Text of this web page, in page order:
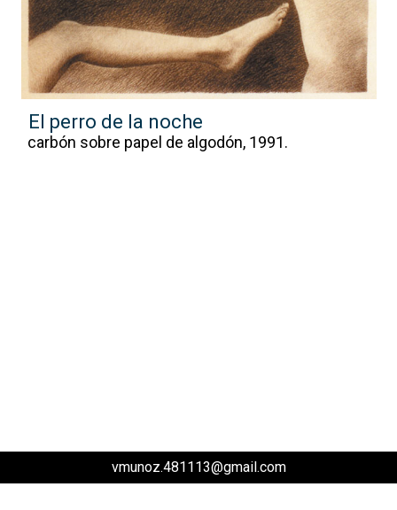
El perro de la noche
carbón sobre papel de algodón, 1991.
vmunoz.481113@gmail.com